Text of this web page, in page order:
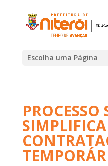
Escolha uma Página
PROCESSO